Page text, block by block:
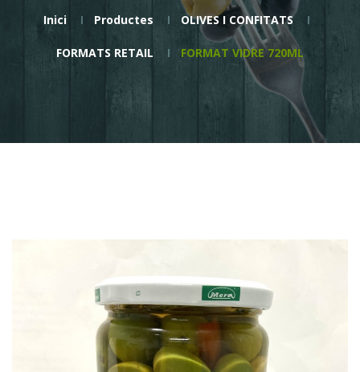
Inici Productes OLIVES I CONFITATS
FORMATS RETAIL FORMAT VIDRE 720ML